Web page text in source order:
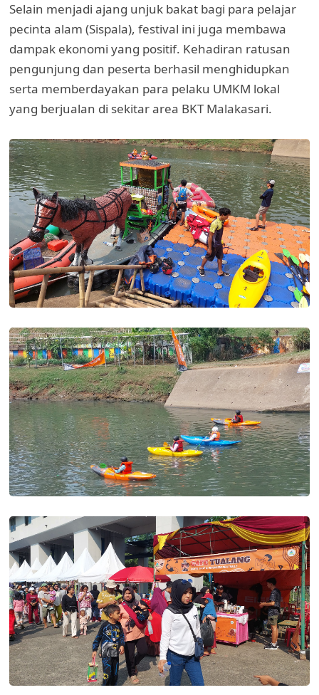
Selain menjadi ajang unjuk bakat bagi para pelajar
pecinta alam (Sispala), festival ini juga membawa
dampak ekonomi yang positif. Kehadiran ratusan
pengunjung dan peserta berhasil menghidupkan
serta memberdayakan para pelaku UMKM lokal
yang berjualan di sekitar area BKT Malakasari.